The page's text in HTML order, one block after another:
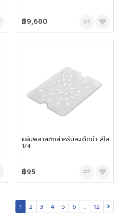
฿9,680
แผ่นพลาสติกสำหรับสะเด็ดน้ำ สีใส
1/4
฿95
1 2 3 4 5 6 ... 12